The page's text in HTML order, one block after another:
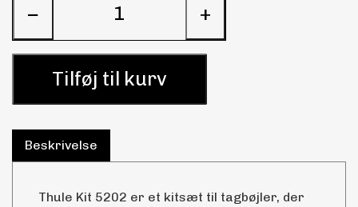
− +
Tilføj til kurv
Beskrivelse
Thule Kit 5202 er et kitsæt til tagbøjler, der